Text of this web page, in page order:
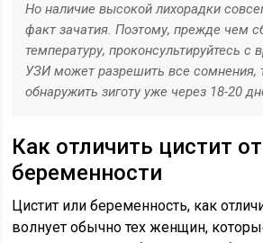
Но наличие высокой лихорадки
факт зачатия. Поэтому, прежде чем
температуру, проконсультируйтесь
УЗИ может разрешить все сомнения,
обнаружить зиготу уже через 18-20
Как отличить цистит от
беременности
Цистит или беременность, как
волнует обычно тех женщин,